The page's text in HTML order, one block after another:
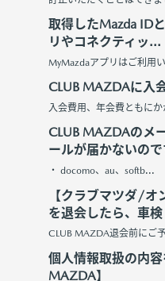
取得したMazda ID
リやコネクティッ...
MyMazdaアプリはご利用
CLUB MAZDAに入
入会費用、年会費ともにか
CLUB MAZDAのメ
ールが届かないの
・ docomo、au、softb...
【クラブマツダ/オ
を退会したら、車
CLUB MAZDA退会前にご
個人情報取扱の内
MAZDA】